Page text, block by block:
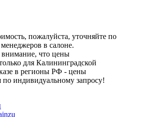
пожалуйста, уточняйте по
в салоне.
что цены
для Калининградской
в регионы РФ - цены
по индивидуальному запросу!